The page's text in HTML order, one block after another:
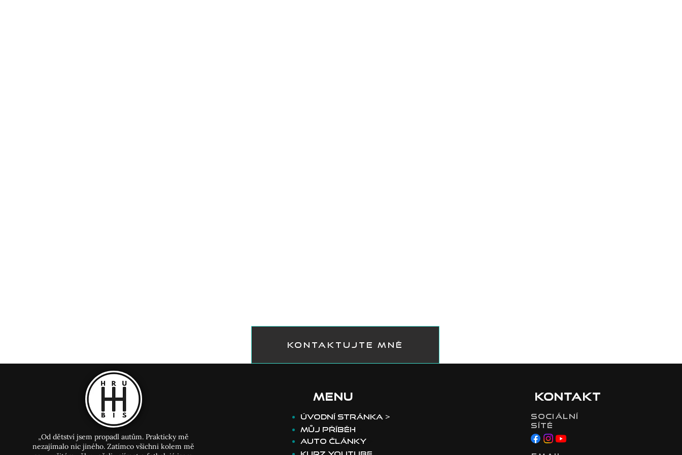
KONTAKTUJTE MNĚ
„Od dětství jsem propadl autům. Prakticky mě
nezajímalo nic jiného. Zatímco všichni kolem mě
MENU
​Úvodní stránka >
Můj příběh
Auto články
Kontakt
Sociální
sítě